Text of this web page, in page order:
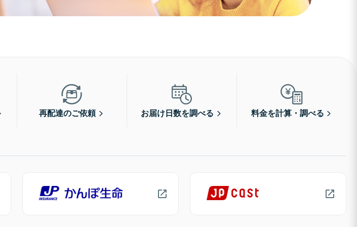
再配達のご依頼 お届け日数を調べる 料金を計算・調べる